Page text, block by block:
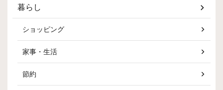
暮らし
ショッピング
家事・生活
節約